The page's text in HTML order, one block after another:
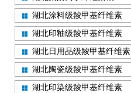
湖北涂料级羧甲基纤维素
湖北印釉级羧甲基纤维素
湖北日用品级羧甲基纤维素
湖北陶瓷级羧甲基纤维素
湖北印染级羧甲基纤维素